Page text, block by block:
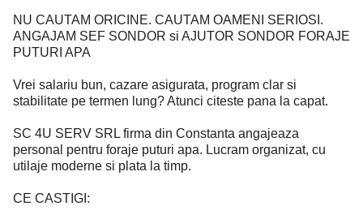
NU CAUTAM ORICINE. CAUTAM OAMENI SERIOSI.
ANGAJAM SEF SONDOR si AJUTOR SONDOR FORAJE
PUTURI APA
Vrei salariu bun, cazare asigurata, program clar si
stabilitate pe termen lung? Atunci citeste pana la capat.
SC 4U SERV SRL firma din Constanta angajeaza
personal pentru foraje puturi apa. Lucram organizat, cu
utilaje moderne si plata la timp.
CE CASTIGI: